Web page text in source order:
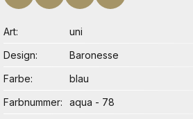
Art
uni
Design
Baronesse
Farbe
blau
Farbnummer
aqua - 78